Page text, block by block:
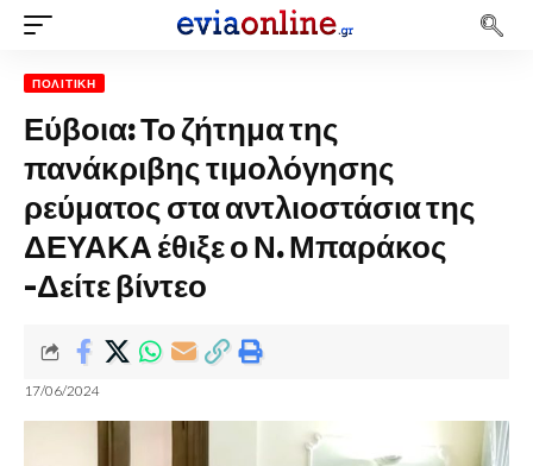
ΠΟΛΙΤΙΚΉ
Εύβοια: Το ζήτημα της
πανάκριβης τιμολόγησης
ρεύματος στα αντλιοστάσια της
ΔΕΥΑΚΑ έθιξε ο Ν. Μπαράκος
-Δείτε βίντεο
17/06/2024